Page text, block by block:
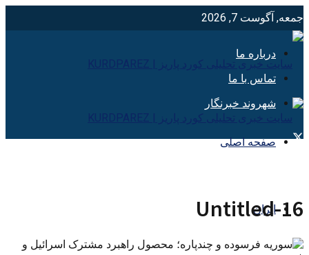
جمعه, آگوست 7, 2026
درباره ما
تماس با ما
شهروند خبرنگار
صفحه اصلی
ایران
Untitled-16